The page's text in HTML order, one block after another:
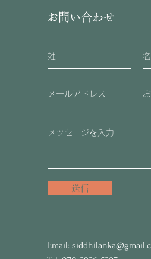
お問い合わせ
送信
Email: